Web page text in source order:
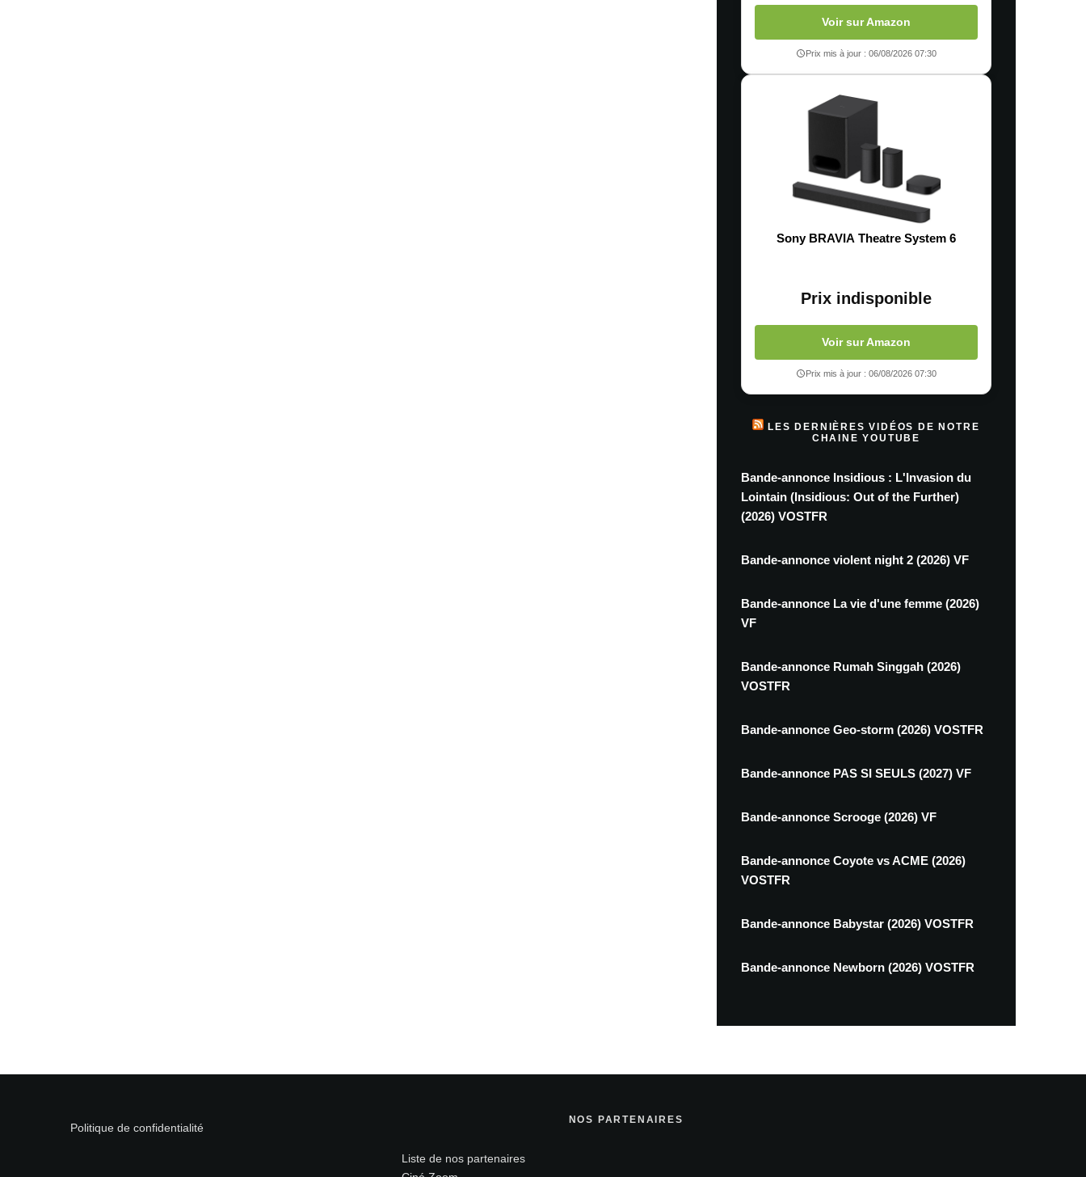
Voir sur Amazon
Prix mis à jour : 06/08/2026 07:30
Sony BRAVIA Theatre System 6
Prix indisponible
Voir sur Amazon
Prix mis à jour : 06/08/2026 07:30
LES DERNIÈRES VIDÉOS DE NOTRE
CHAINE YOUTUBE
Bande-annonce Insidious : L'Invasion du
Lointain (Insidious: Out of the Further)
(2026) VOSTFR
Bande-annonce violent night 2 (2026) VF
Bande-annonce La vie d'une femme (2026)
VF
Bande-annonce Rumah Singgah (2026)
VOSTFR
Bande-annonce Geo-storm (2026) VOSTFR
Bande-annonce PAS SI SEULS (2027) VF
Bande-annonce Scrooge (2026) VF
Bande-annonce Coyote vs ACME (2026)
VOSTFR
Bande-annonce Babystar (2026) VOSTFR
Bande-annonce Newborn (2026) VOSTFR
Politique de confidentialité
NOS PARTENAIRES
Liste de nos partenaires